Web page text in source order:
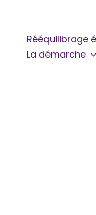
contenuRééquilibrage
La démarche